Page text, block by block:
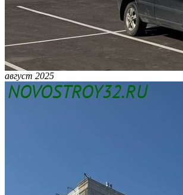
август 2025